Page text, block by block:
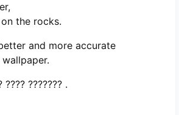
the rocks.
and more accurate
???? ??????? .